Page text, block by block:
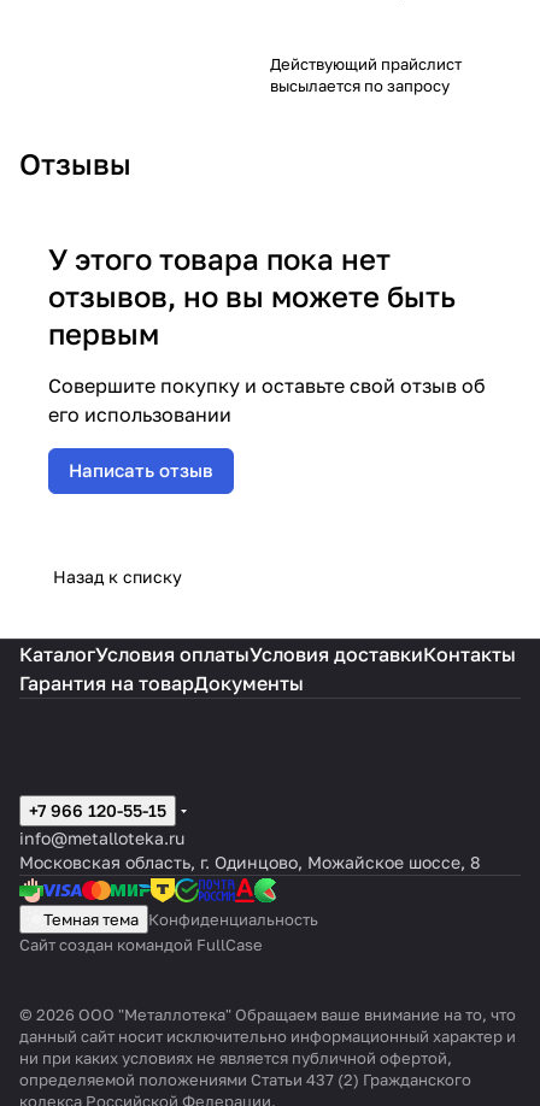
Действующий прайслист
высылается по запросу
Отзывы
У этого товара пока нет
отзывов, но вы можете быть
первым
Совершите покупку и оставьте свой отзыв об
его использовании
Написать отзыв
Назад к списку
КаталогУсловия оплатыУсловия доставкиКонтакты
Гарантия на товарДокументы
+7 966 120-55-15
info@metalloteka.ru
Московская область, г. Одинцово, Можайское шоссе, 8
Темная тема Конфиденциальность
Сайт создан командой FullCase
© 2026 ООО "Металлотека" Обращаем ваше внимание на то, что
данный сайт носит исключительно информационный характер и
ни при каких условиях не является публичной офертой,
определяемой положениями Статьи 437 (2) Гражданского
кодекса Российской Федерации.